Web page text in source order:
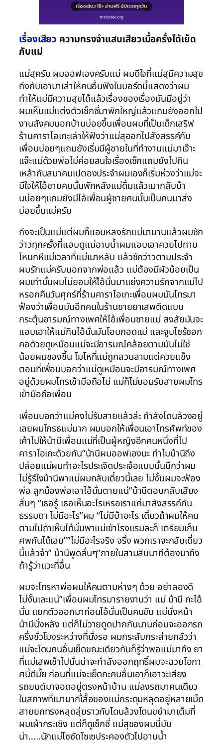
เรื่องเสียว ความทรงจำแสนเสียวเมื่อครั้งได้เย็ด
กับแม่
แม่สุครับ ผมออฟเองครับแม่ ผมดีใจที่แม่สุมีความสุข
ถึงกับเอามาเล่าให้คนอื่นฟังในบอร์ดนี้แสดงว่าผม
ทำให้แม่มีความสุขได้แล้วเรื่องของเรื่องมันมีอยู่ว่า
ผมเห็นแม่แต่งตัวเซ็กซี่มาพักใหญ่แล้วแถมยังออกไป
งานสังคมนอกบ้านบ่อยขึ้นเพื่อนผมที่เป็นเด็กเสริฟ
ร้านคาราโอเกะเล่าให้ฟังว่าแม่สุออกไปสังสรรค์กับ
เพื่อนบ่อยๆแถมยังเริ่มมีผู้ชายในที่ทำงานแม่มาเจ๊าะ
แจ๊ะแม่ด้วยพ่อไม่ค่อยสนใจเรื่องเซ็กแถมยังไปกิน
เหล้ากับสมาคมเปตองประจำผมเองก็เริ่มห่วงว่าแม่จะ
มีใจให้ไอ้ชายคนนั้นพักหลังแม่ดื่มแล้วเมากลับบ้า
นบ่อยๆแถมยังมีไอ้เพื่อนผู้ชายคนนั้นเป็นคนมาส่ง
บ่อยขึ้นแม่ครับ
ถึงจะเป็นแม่แต่ผมก็แอบหลงรักแม่มานานแล้วผมชัก
ว่าวทุกครั้งที่แอบดูแม่อาบน้ำผมแอบเอาควยไปทาบ
โหนกหีแม่เวลาที่แม่เมาหลับ แล้วชักว่าวตามประจำ
ผมรักแม่ครับนอกจากพ่อแล้ว แม่ต้องมีผัวน้อยเป็น
ผมเท่านั้นผมไม่ยอมให้ไ้อ้นั่นมาแย่งความรักจากแม่ไป
หรอกคืนวันศุกร์ที่ร้านคาราโอเกะเพื่อนผมมันโทรมา
ฟ้องว่าเพื่อนมันอีกคนในร้านขายยาเสพติดแบบ
กระตุ้นอารมณ์ทางเพศให้ไอ้เพื่อนชายแม่ สงสัยมันจะ
แอบเอาให้แม่กินไอ้นั่นมันโอบกอดแม่ และจูบไซร้ซอก
คอด้วยดูเหมือนแม่จะมีอารมณ์คล้อยตามมันไม่ใช่
น้อยผมของขึ้น โมโหที่แม่ถูกลวนลามแต่ควยแข็ง
ตอนที่เพื่อนบอกว่าแม่ดูเหมือนจะมีอารมณ์ทางเพศ
อยู่ด้วยผมโทรเข้ามือถือไม่ แม่ก็ไม่ยอมรับสายผมโทร
เข้ามือถือเพื่อน
เพื่อนบอกว่าแม่คงไม่รับสายแล้วล่ะ กำลังโดนล้วงอยู่
เลยผมโกรธแม่มาก ผมบอกให้เพื่อนเอาโทรศัพท์ของ
เค้าไปให้น้านีเพื่อนแม่ที่เป็นผู้หญิงอีกคนหนึ่งที่ไป
คาราโอเกะด้วยกัน”น้านีผมออฟเองนะ ทำไมน้านีถึง
ปล่อยแม่ผมทำอะไรประเจิดประเจ้อแบบนั้นนึกว่าผม
ไม่รู้รึไงน้านีพาแม่ผมกลับเดี๋ยวนี้เลย ไม่งั้นผมจะฟ้อง
พ่อ ลูกน้องพ่อเอาไอ้นั่นตายแน่”น้านีตอบกลับเสียง
สั่นๆ “เธอรู้ เธอเห็นอะไรเหรอเราแค่มาสังสรรค์กัน
ธรรมดา ไม่มีอะไร”ผม “ไม่มีบ้าอะไร เดี๋ยวถ้าผมให้คน
ตามไปถ้าเห็นได้นั่นพาแม่เข้าโรงแรมละก็ เตรียมเก็บ
ศพกันได้เลย””ไม่มีอะไรจริง จริ้ง พวกเราจะกลับเดี๋ยว
นี้แล้วจ้า” น้านีพูดสั่นๆ”ภายในสามสิบนาทีต้องมาถึง
ถ้ารู้ว่าแวะที่อื่น
ผมจะโทรหาพ่อผมให้คนตามห่างๆ ด้วย อย่าลองดี
ไม่งั้นเละแน่”เพื่อนผมโทรมารายงานว่า แม่ น้านี กะไอ้
นั่น แยกตัวออกมาก่อนไอ้นั่นเป็นคนขับ แม่นั่งหน้า
น้านีนั่งหลัง แต่ก็ไม่วายดูดปากกันนานก่อนจะออกรถ
ครึ่งชั่วโมงระหว่างที่นั่งรอ ผมกระสับกระส่ายกลัวว่า
แม่จะโดนคนอื่นเย็ดขณะเดียวกันก็รู้ว่าพอแม่มาถึง ยา
ที่แม่เสพเข้าไปนั่นน่าจะกำลังออกฤทธิ์ผมจะฉวยโอกา
ศนี้ดีมั้ย ก่อนที่แม่จะเย็ดกะคนอื่นเอาก็เอาวะเสียง
รถยนต์มาจอดอยู่ตรงหน้าบ้าน แม่ลงรถมาคนเดียว
ในสภาพที่เมามากเื้สื้อของแม่กระดุมหลุดอยู่หลายเม็ด
สายยกทรงหลุดลุ่ยราวกับโดนล้วงโดนขยำมาเต็มที่
ผมเผ้ากระเซิง แต่ก็ดูเซ็กซี่ แม่สุของผมนี่มัน
น่า…..นักแม่โซซัดโซเซประคองตัวไปอาบน้ำ